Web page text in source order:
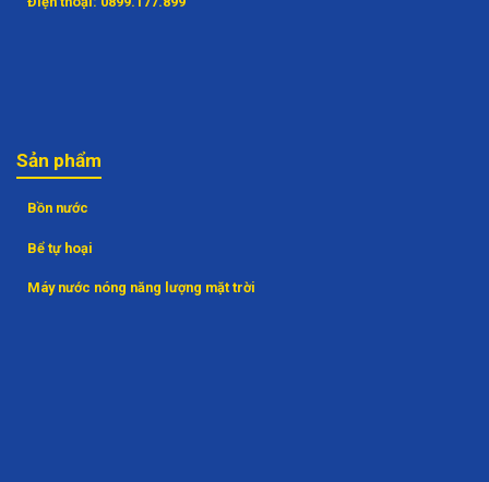
Sản phẩm
Bồn nước
Bể tự hoại
Máy nước nóng năng lượng mặt trời